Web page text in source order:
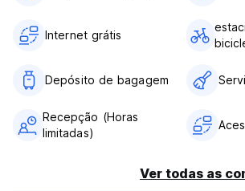
Internet grátis
Depósito de bagagem
Recepção (Horas
limitadas)
Ver todas as